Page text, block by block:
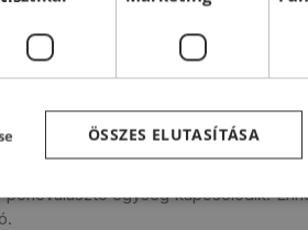
megfelelő
berendezés, ami megfelelően
folyamatait a szárított termény
gépcsalád a legalkalmasabb,
egység kapcsolódik.
ÖSSZES ELUTASÍTÁSA